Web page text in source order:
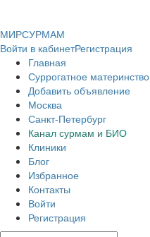
МИРСУРМАМ
Войти в кабинетРегистрация
Главная
Суррогатное материнство
Добавить объявление
Москва
Санкт-Петербург
Канал сурмам и БИО
Клиники
Блог
Избранное
Контакты
Войти
Регистрация